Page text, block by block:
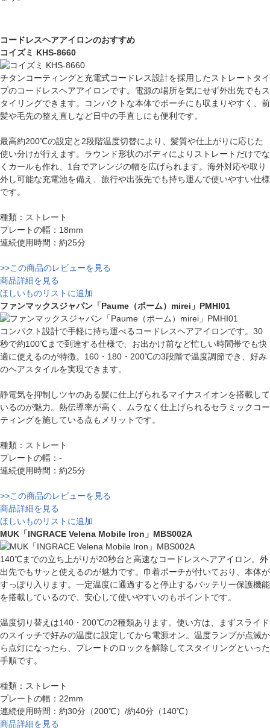
コードレスヘアアイロンのおすすめ
コイズミ KHS-8660
チタンコーティングと充電式コードレス設計を採用したストレートタイ
プのコードレスヘアアイロンです。電源の場所を気にせず外出先でもス
タイリングできます。コンパクトな本体でポーチにも収まりやすく、前
髪や毛先の整え直しなど日中の手直しにも便利です。
最高約200℃の設定と2段階温度切替により、髪質や仕上がりに応じた
使い分けが行えます。ラウンド形状のボディによりストレートだけでな
くカールも作れ、1台でアレンジの幅を広げられます。海外対応や取り
外し可能な充電池を備え、旅行や出張先でも持ち運んで使いやすい仕様
です。
種類：ストレート
プレートの幅：18mm
連続使用時間：約25分
>>この商品のレビューを見る
商品詳細を見る
ほしいものリストに追加
ファンマックスジャパン「Paume（ポーム）mirei」PMHI01
コンパクト設計で手軽に持ち運べるコードレスヘアアイロンです。30
秒で約100℃まで到達する仕様で、お出かけ前など忙しい時間帯でも快
適に使えるのが特徴。160・180・200℃の3段階で温度調節でき、好み
のヘアスタイルを実現できます。
静電気を抑制しツヤのある髪に仕上げられるマイナスイオンを搭載して
いるのが魅力。熱伝導率が高く、ムラなく仕上げられるセラミックコー
ティングを施している点もメリットです。
種類：ストレート
プレートの幅：-
連続使用時間：約25分
>>この商品のレビューを見る
商品詳細を見る
ほしいものリストに追加
MUK「INGRACE Velena Mobile Iron」MBS002A
140℃までの立ち上がりが20秒台と高速なコードレスヘアアイロン。外
出先でもサッと使えるのが魅力です。巾着ポーチが付いており、本体が
すっぽり入ります。一定温度に通過すると停止するバッテリー保護機能
を搭載しているので、安心して使いやすいのもポイントです。
温度切り替えは140・200℃の2種類あります。使い方は、まずスライド
のスイッチで好みの温度に設定してから電源オン。温度ランプが点滅か
ら点灯になったら、プレートのロックを解除してスタイリングといった
手順です。
種類：ストレート
プレートの幅：22mm
連続使用時間：約30分（200℃）/約40分（140℃）
商品詳細を見る